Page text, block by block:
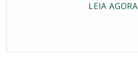
LEIA AGORA